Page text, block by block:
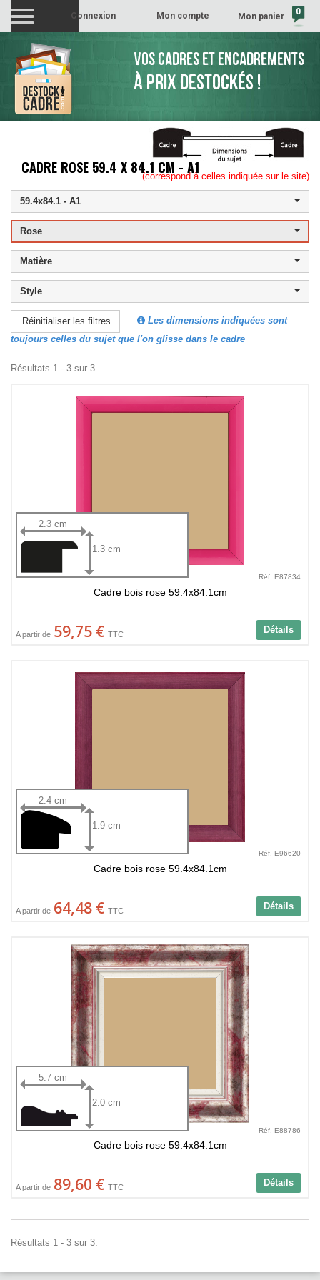
Mon panier 0
Mon compte
Connexion
VOS CADRES ET ENCADREMENTS
À PRIX DESTOCKÉS !
CADRE ROSE 59.4 X 84.1 CM - A1(correspond à celles indiquée sur le site)
59.4x84.1 - A1
Rose
Matière
Style
Réinitialiser les filtres
Les dimensions indiquées sont
toujours celles du sujet que l'on glisse dans le cadre
Résultats 1 - 3 sur 3.
2.3 cm
1.3 cm
Réf. E87834
Cadre bois rose 59.4x84.1cm
Détails
A partir de 59,75 € TTC
2.4 cm
1.9 cm
Réf. E96620
Cadre bois rose 59.4x84.1cm
Détails
A partir de 64,48 € TTC
5.7 cm
2.0 cm
Réf. E88786
Cadre bois rose 59.4x84.1cm
Détails
A partir de 89,60 € TTC
Résultats 1 - 3 sur 3.